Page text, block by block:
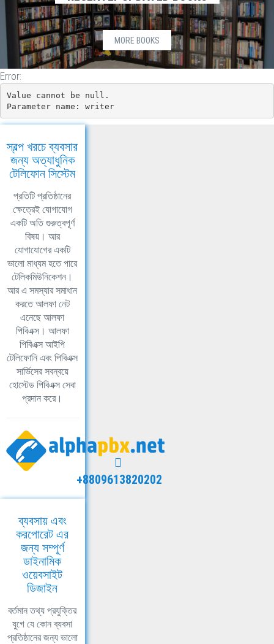
MORE BOOKS
Error:
Value cannot be null.
Parameter name: writer
স্বল্প খরচে ব্যবসার
জন্য অত্যাধুনিক
টেলিফোন সিস্টেম
প্রতিটি প্রতিষ্ঠানের
ক্ষেত্রেই যোগাযোগ
একটি অতি গুরুত্বপূর্ণ
বিষয়। আর
যোগাযোগের একটি
ভালো মাধ্যম হতে পারে
টেলিকমিউনিকেশন।
আর এ সমস্যার সমাধান
করতে আলফা নেট
এনেছে আলফা
পিবিএক্স। আলফা
পিবিএক্স আইপি
টেলিফোনি এবং পিবিএক্স
সার্ভিসের সবন্বয়ে
হোস্টেড পিবিএক্স সেবা
প্রদান করে।
+8809613820202
ব্যবসায় এবং
করপোরেট এর
জন্য সম্পূর্ণ
ডাইনামিক
ওয়েবসাইট
ডিজাইন
বর্তমান তথ্য প্রযুক্তির
যুগে যে কোন ব্যবসা
প্রতিষ্ঠানের জন্য ভালো